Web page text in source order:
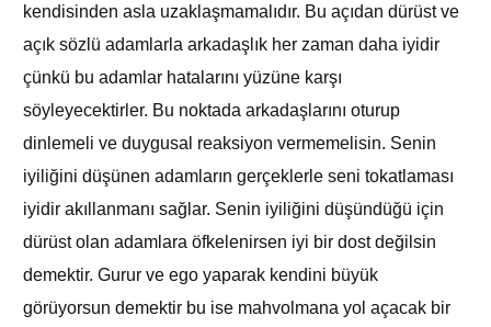
kendisinden asla uzaklaşmamalıdır. Bu açıdan dürüst ve
açık sözlü adamlarla arkadaşlık her zaman daha iyidir
çünkü bu adamlar hatalarını yüzüne karşı
söyleyecektirler. Bu noktada arkadaşlarını oturup
dinlemeli ve duygusal reaksiyon vermemelisin. Senin
iyiliğini düşünen adamların gerçeklerle seni tokatlaması
iyidir akıllanmanı sağlar. Senin iyiliğini düşündüğü için
dürüst olan adamlara öfkelenirsen iyi bir dost değilsin
demektir. Gurur ve ego yaparak kendini büyük
görüyorsun demektir bu ise mahvolmana yol açacak bir